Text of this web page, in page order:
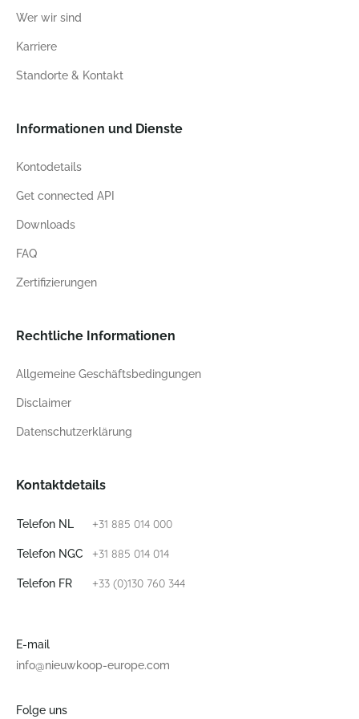
Wer wir sind
Karriere
Standorte & Kontakt
Informationen und Dienste
Kontodetails
Get connected API
Downloads
FAQ
Zertifizierungen
Rechtliche Informationen
Allgemeine Geschäftsbedingungen
Disclaimer
Datenschutzerklärung
Kontaktdetails
Telefon NL +31 885 014 000
Telefon NGC +31 885 014 014
Telefon FR +33 (0)130 760 344
E-mail
info@nieuwkoop-europe.com
Folge uns